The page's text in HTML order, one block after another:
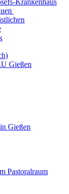
Gießen
Gießen
Pastoralraum